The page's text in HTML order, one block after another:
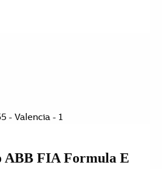
ABB FIA Formula E